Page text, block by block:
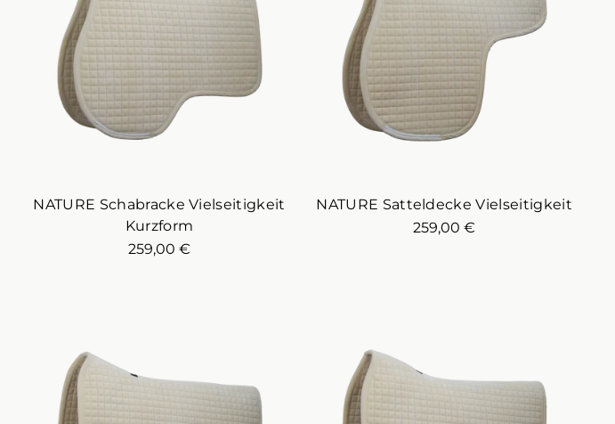
NATURE Schabracke Vielseitigkeit
Kurzform
259,00 €
NATURE Satteldecke Vielseitigkeit
259,00 €